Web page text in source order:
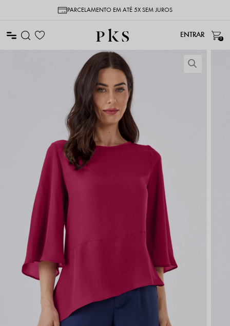
PARCELAMENTO EM ATÉ 5X SEM JUROS
0